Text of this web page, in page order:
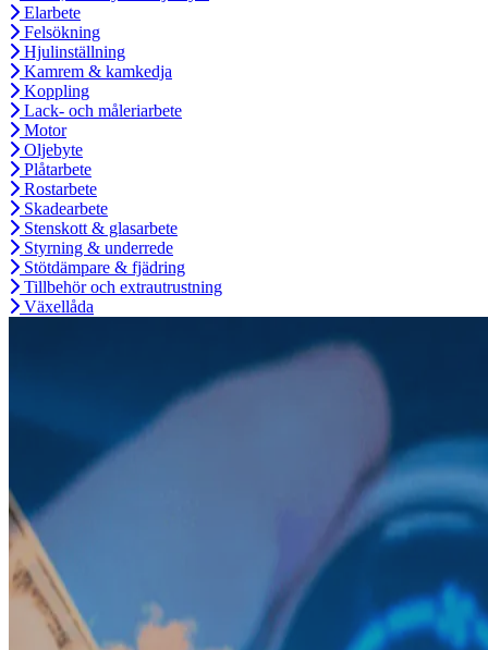
Elarbete
Felsökning
Hjulinställning
Kamrem & kamkedja
Koppling
Lack- och måleriarbete
Motor
Oljebyte
Plåtarbete
Rostarbete
Skadearbete
Stenskott & glasarbete
Styrning & underrede
Stötdämpare & fjädring
Tillbehör och extrautrustning
Växellåda